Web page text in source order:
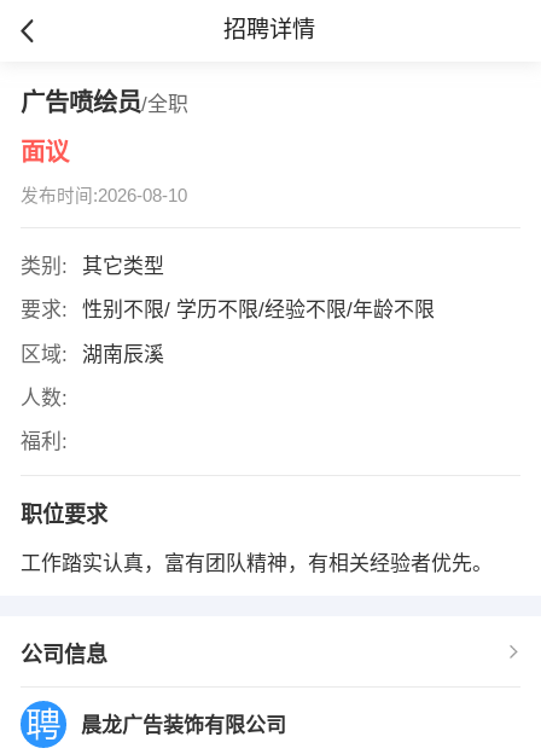
招聘详情
广告喷绘员/全职
面议
发布时间:2026-08-10
类别:
其它类型
要求:
性别不限/ 学历不限/经验不限/年龄不限
区域:
湖南辰溪
人数:
福利:
职位要求
工作踏实认真，富有团队精神，有相关经验者优先。
公司信息
晨龙广告装饰有限公司